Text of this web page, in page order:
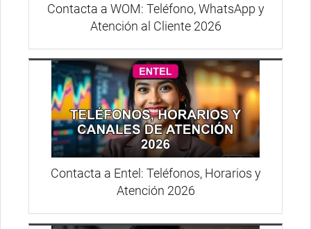
Contacta a WOM: Teléfono, WhatsApp y
Atención al Cliente 2026
Contacta a Entel: Teléfonos, Horarios y
Atención 2026